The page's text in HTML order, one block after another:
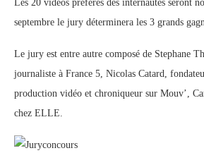
Les 20 vidéos préférés des internautes seront
septembre le jury déterminera les 3 grands
Le jury est entre autre composé de Stephane
journaliste à France 5, Nicolas Catard,
production vidéo et chroniqueur sur Mouv’,
chez ELLE.